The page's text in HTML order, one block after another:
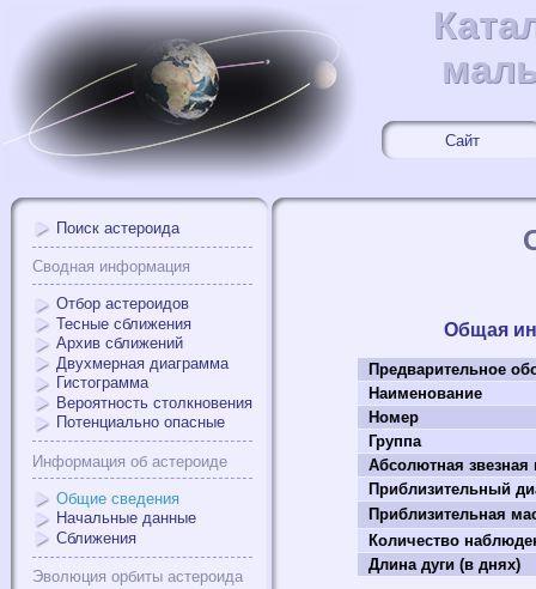
Сайт
Поиск астероида
Сводная информация
Отбор астероидов
Тесные сближения
Архив сближений
Двухмерная диаграмма
Гистограмма
Вероятность столкновения
Потенциально опасные
Информация об астероиде
Общие сведения
Начальные данные
Сближения
Эволюция орбиты астероида
Общая
Предварительное
Наименование
Номер
Группа
Абсолютная звезная
Приблизительный
Приблизительная
Количество
Длина дуги (в днях)